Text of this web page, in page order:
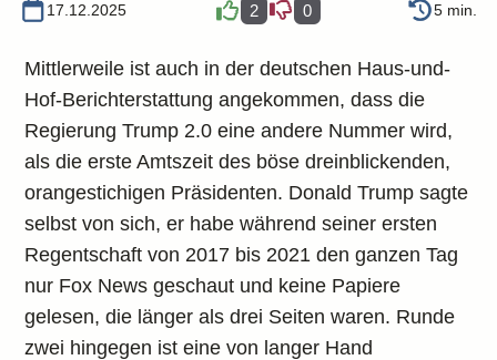
17.12.2025 2 0 5 min.
Mittlerweile ist auch in der deutschen Haus-und-
Hof-Berichterstattung angekommen, dass die
Regierung Trump 2.0 eine andere Nummer wird,
als die erste Amtszeit des böse dreinblickenden,
orangestichigen Präsidenten. Donald Trump sagte
selbst von sich, er habe während seiner ersten
Regentschaft von 2017 bis 2021 den ganzen Tag
nur Fox News geschaut und keine Papiere
gelesen, die länger als drei Seiten waren. Runde
zwei hingegen ist eine von langer Hand